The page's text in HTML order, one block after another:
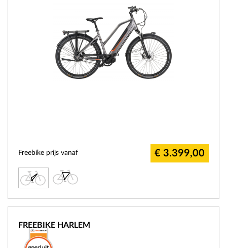
Freebike prijs vanaf € 3.399,00
FREEBIKE HARLEM